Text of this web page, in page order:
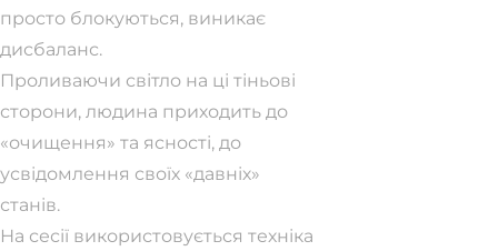
просто блокуються, виникає
дисбаланс.
Проливаючи світло на ці тіньові
сторони, людина приходить до
«очищення» та ясності, до
усвідомлення своїх «давніх»
станів.
На сесії використовується техніка